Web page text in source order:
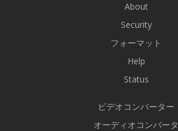
About
Security
フォーマット
Help
Status
ビデオコンバーター
オーディオコンバータ